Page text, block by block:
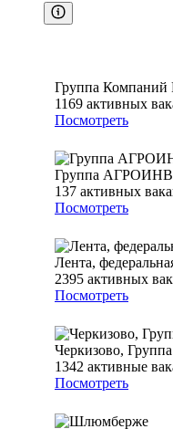
Группа
1169 активных
Посмотреть
Группа
137 активных
Посмотреть
Лента,
2395 активных
Посмотреть
Черкизово,
1342 активные
Посмотреть